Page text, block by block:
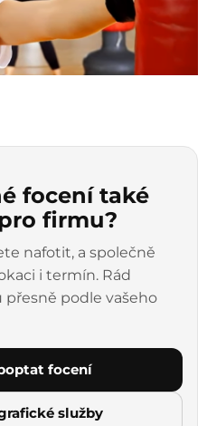
focení také
firmu?
nafotit, a společně
i termín. Rád
podle vašeho
focení
služby